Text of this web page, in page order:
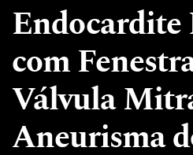
Endocardite
com
Válvula
Aneurisma